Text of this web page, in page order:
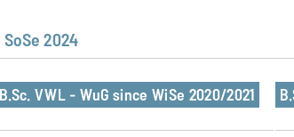
2024
B.Sc. VWL - WuG since WiSe 2020/2021